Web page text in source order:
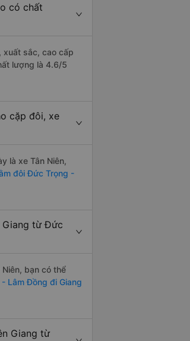
có chất
xuất sắc, cao cấp
lượng là 4.6/5
cặp đôi, xe
là xe Tân Niên,
đôi Đức Trọng -
Giang từ Đức
bạn có thể
Lâm Đồng đi Giang
Giang từ